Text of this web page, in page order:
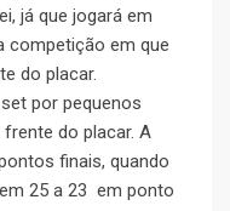
já que jogará em
competição em que
do placar.
por pequenos
do placar. A
finais, quando
25 a 23 em ponto